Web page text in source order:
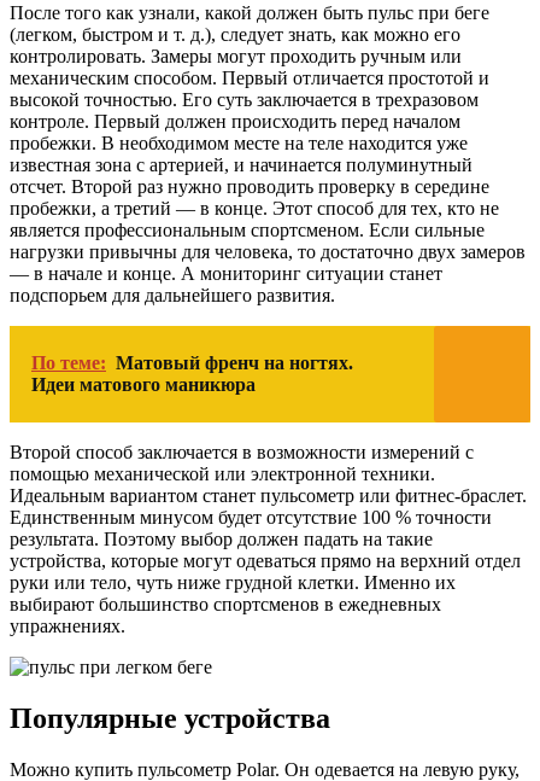
После того как узнали, какой должен быть пульс при беге
(легком, быстром и т. д.), следует знать, как можно его
контролировать. Замеры могут проходить ручным или
механическим способом. Первый отличается простотой и
высокой точностью. Его суть заключается в трехразовом
контроле. Первый должен происходить перед началом
пробежки. В необходимом месте на теле находится уже
известная зона с артерией, и начинается полуминутный
отсчет. Второй раз нужно проводить проверку в середине
пробежки, а третий — в конце. Этот способ для тех, кто не
является профессиональным спортсменом. Если сильные
нагрузки привычны для человека, то достаточно двух замеров
— в начале и конце. А мониторинг ситуации станет
подспорьем для дальнейшего развития.
По теме: Матовый френч на ногтях.
Идеи матового маникюра
Второй способ заключается в возможности измерений с
помощью механической или электронной техники.
Идеальным вариантом станет пульсометр или фитнес-браслет.
Единственным минусом будет отсутствие 100 % точности
результата. Поэтому выбор должен падать на такие
устройства, которые могут одеваться прямо на верхний отдел
руки или тело, чуть ниже грудной клетки. Именно их
выбирают большинство спортсменов в ежедневных
упражнениях.
Популярные устройства
Можно купить пульсометр Polar. Он одевается на левую руку,